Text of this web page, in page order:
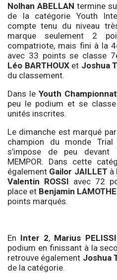
Nolhan ABELLAN termine
de la catégorie Youth
compte tenu du niveau
marque seulement 2
compatriote, mais fini à la
avec 33 points se classe
Léo BARTHOUXet Joshua
du classement.
Dans le Youth Championnat
peu le podium et se classe
unités inscrites.
Le dimanche est marqué
champion du monde Trial
s’impose de peu devant
MEMPOR. Dans cette
également Gailor JAILLET à
Valentin ROSSI avec 72
place et Benjamin LAMOTHE
points marqués.
En Inter 2, Marius
podium en finissant à la
retrouve également Joshua
de la catégorie.